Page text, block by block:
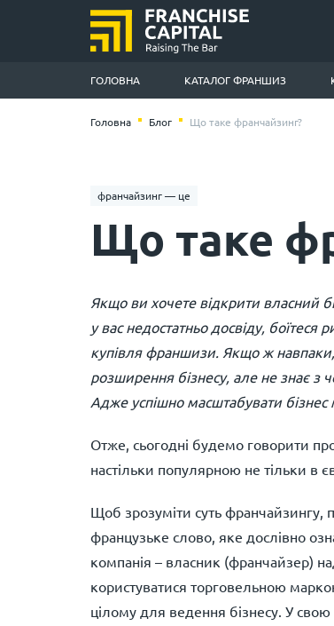
ГОЛОВНА КАТАЛОГ ФРАНШИЗ
Головна Блог Що таке франчайзинг?
франчайзинг — це
Що таке
Якщо ви хочете відкрити власний
у вас недостатньо досвіду,
купівля франшизи. Якщо ж
розширення бізнесу, але не знає з
Адже успішно масштабувати
Отже, сьогодні будемо говорити
настільки популярною не тільки в
Щоб зрозуміти суть франчайзингу,
французьке слово, яке дослівно
компанія – власник (франчайзер)
користуватися торговельною
цілому для ведення бізнесу. У